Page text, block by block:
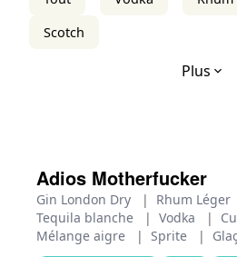
Scotch
Plus
Adios Motherfucker
Gin London Dry | Rhum Léger
Tequila blanche
| Vodka |
Mélange aigre
| Sprite |